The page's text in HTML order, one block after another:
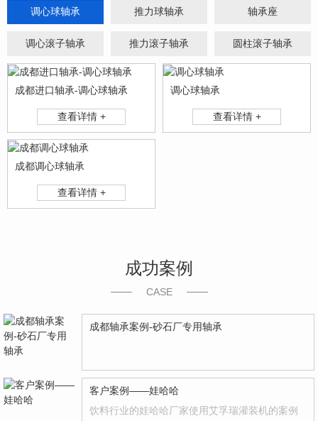
调心球轴承 推力球轴承 轴承座
调心滚子轴承 推力滚子轴承 圆柱滚子轴承
成都进口轴承-调心球轴承
查看详情 +
调心球轴承
查看详情 +
成都调心球轴承
查看详情 +
成功案例
CASE
成都轴承案例-砂石厂专用轴承
客户案例——娃哈哈
饮料行业的娃哈哈厂家使用艾孚瑞灌装机的案例